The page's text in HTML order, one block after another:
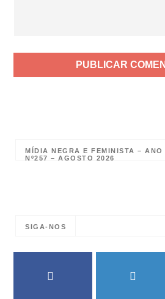
MÍDIA NEGRA E FEMINISTA – ANO
Nº257 – AGOSTO 2026
SIGA-NOS